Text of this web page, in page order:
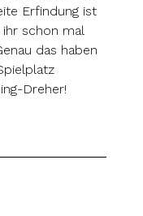
Erfindung ist
schon mal
das haben
Dreher!